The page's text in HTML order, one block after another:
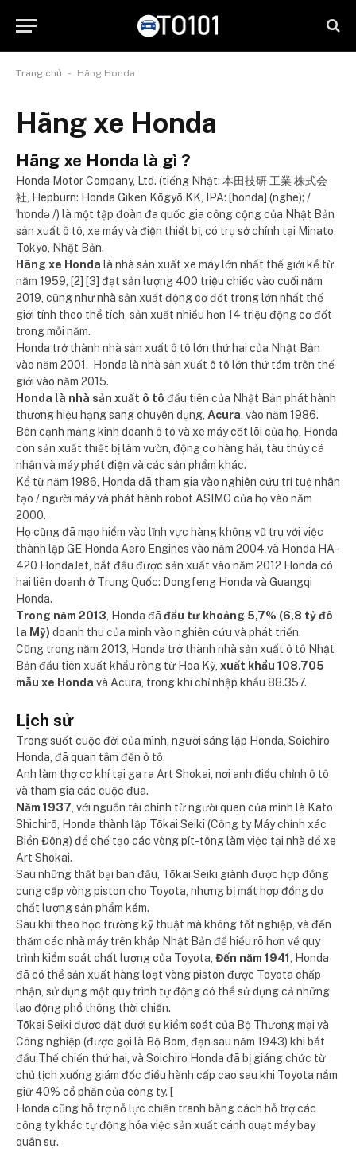
Trang chủ - Hãng Honda
Hãng xe Honda
Hãng xe Honda là gì ?
Honda Motor Company, Ltd. (tiếng Nhật: 本田技研 工業 株式会
社, Hepburn: Honda Giken Kōgyō KK, IPA: [honda] (nghe); /
ˈhɒndə /) là một tập đoàn đa quốc gia công cộng của Nhật Bản
sản xuất ô tô, xe máy và điện thiết bị, có trụ sở chính tại Minato,
Tokyo, Nhật Bản.
Hãng xe Honda là nhà sản xuất xe máy lớn nhất thế giới kể từ
năm 1959, [2] [3] đạt sản lượng 400 triệu chiếc vào cuối năm
2019, cũng như nhà sản xuất động cơ đốt trong lớn nhất thế
giới tính theo thể tích, sản xuất nhiều hơn 14 triệu động cơ đốt
trong mỗi năm.
Honda trở thành nhà sản xuất ô tô lớn thứ hai của Nhật Bản
vào năm 2001. Honda là nhà sản xuất ô tô lớn thứ tám trên thế
giới vào năm 2015.
Honda là nhà sản xuất ô tô đầu tiên của Nhật Bản phát hành
thương hiệu hạng sang chuyên dụng, Acura , vào năm 1986.
Bên cạnh mảng kinh doanh ô tô và xe máy cốt lõi của họ, Honda
còn sản xuất thiết bị làm vườn, động cơ hàng hải, tàu thủy cá
nhân và máy phát điện và các sản phẩm khác.
Kể từ năm 1986, Honda đã tham gia vào nghiên cứu trí tuệ nhân
tạo / người máy và phát hành robot ASIMO của họ vào năm
2000.
Họ cũng đã mạo hiểm vào lĩnh vực hàng không vũ trụ với việc
thành lập GE Honda Aero Engines vào năm 2004 và Honda HA-
420 HondaJet, bắt đầu được sản xuất vào năm 2012 Honda có
hai liên doanh ở Trung Quốc: Dongfeng Honda và Guangqi
Honda.
Trong năm 2013 , Honda đã đầu tư khoảng 5,7% (6,8 tỷ đô
la Mỹ) doanh thu của mình vào nghiên cứu và phát triển.
Cũng trong năm 2013, Honda trở thành nhà sản xuất ô tô Nhật
Bản đầu tiên xuất khẩu ròng từ Hoa Kỳ, xuất khẩu 108.705
mẫu xe Honda và Acura, trong khi chỉ nhập khẩu 88.357.
Lịch sử
Trong suốt cuộc đời của mình, người sáng lập Honda, Soichiro
Honda, đã quan tâm đến ô tô.
Anh làm thợ cơ khí tại ga ra Art Shokai, nơi anh điều chỉnh ô tô
và tham gia các cuộc đua.
Năm 1937 , với nguồn tài chính từ người quen của mình là Kato
Shichirō, Honda thành lập Tōkai Seiki (Công ty Máy chính xác
Biển Đông) để chế tạo các vòng pít-tông làm việc tại nhà để xe
Art Shokai.
Sau những thất bại ban đầu, Tōkai Seiki giành được hợp đồng
cung cấp vòng piston cho Toyota, nhưng bị mất hợp đồng do
chất lượng sản phẩm kém.
Sau khi theo học trường kỹ thuật mà không tốt nghiệp, và đến
thăm các nhà máy trên khắp Nhật Bản để hiểu rõ hơn về quy
trình kiểm soát chất lượng của Toyota, Đến năm 1941
, Honda
đã có thể sản xuất hàng loạt vòng piston được Toyota chấp
nhận, sử dụng một quy trình tự động có thể sử dụng cả những
lao động phổ thông thời chiến.
Tōkai Seiki được đặt dưới sự kiểm soát của Bộ Thương mại và
Công nghiệp (được gọi là Bộ Bom, đạn sau năm 1943) khi bắt
đầu Thế chiến thứ hai, và Soichiro Honda đã bị giáng chức từ
chủ tịch xuống giám đốc điều hành cấp cao sau khi Toyota nắm
giữ 40% cổ phần của công ty. [
Honda cũng hỗ trợ nỗ lực chiến tranh bằng cách hỗ trợ các
công ty khác tự động hóa việc sản xuất cánh quạt máy bay
quân sự.